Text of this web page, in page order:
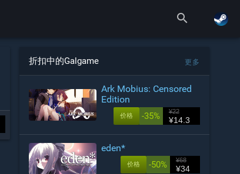
search
折扣中的Galgame 更多
Ark Mobius: Censored
Edition
-35% ¥22
¥14.3
价格
eden*
-50% ¥68
¥34
价格